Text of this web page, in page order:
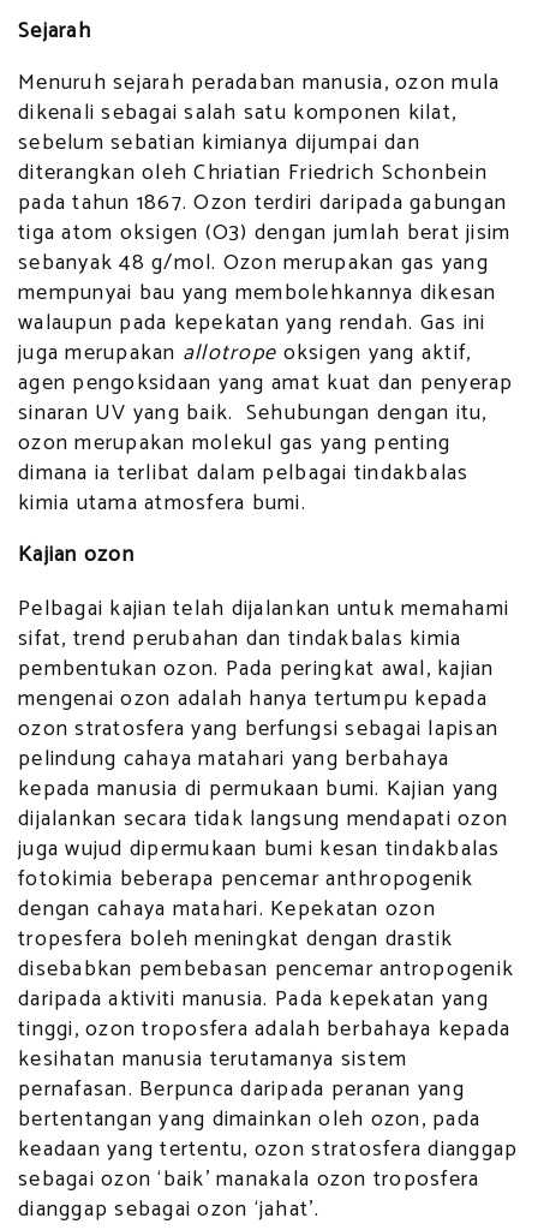
Sejarah
Menuruh sejarah peradaban manusia, ozon mula
dikenali sebagai salah satu komponen kilat,
sebelum sebatian kimianya dijumpai dan
diterangkan oleh Chriatian Friedrich Schonbein
pada tahun 1867. Ozon terdiri daripada gabungan
tiga atom oksigen (O3) dengan jumlah berat jisim
sebanyak 48 g/mol. Ozon merupakan gas yang
mempunyai bau yang membolehkannya dikesan
walaupun pada kepekatan yang rendah. Gas ini
juga merupakan allotrope oksigen yang aktif,
agen pengoksidaan yang amat kuat dan penyerap
sinaran UV yang baik. Sehubungan dengan itu,
ozon merupakan molekul gas yang penting
dimana ia terlibat dalam pelbagai tindakbalas
kimia utama atmosfera bumi.
Kajian ozon
Pelbagai kajian telah dijalankan untuk memahami
sifat, trend perubahan dan tindakbalas kimia
pembentukan ozon. Pada peringkat awal, kajian
mengenai ozon adalah hanya tertumpu kepada
ozon stratosfera yang berfungsi sebagai lapisan
pelindung cahaya matahari yang berbahaya
kepada manusia di permukaan bumi. Kajian yang
dijalankan secara tidak langsung mendapati ozon
juga wujud dipermukaan bumi kesan tindakbalas
fotokimia beberapa pencemar anthropogenik
dengan cahaya matahari. Kepekatan ozon
tropesfera boleh meningkat dengan drastik
disebabkan pembebasan pencemar antropogenik
daripada aktiviti manusia. Pada kepekatan yang
tinggi, ozon troposfera adalah berbahaya kepada
kesihatan manusia terutamanya sistem
pernafasan. Berpunca daripada peranan yang
bertentangan yang dimainkan oleh ozon, pada
keadaan yang tertentu, ozon stratosfera dianggap
sebagai ozon ‘baik’ manakala ozon troposfera
dianggap sebagai ozon ‘jahat’.